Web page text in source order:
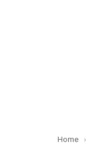
You are
Home